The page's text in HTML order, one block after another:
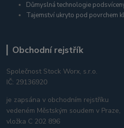
Důmyslná technologie
Tajemství ukryto pod povrchem
Obchodní rejstřík
Společnost Stock Worx, s.r.o.
IČ: 29136920
je zapsána v obchodním rejstříku
vedeném Městským soudem v Praze,
vložka C 202 896